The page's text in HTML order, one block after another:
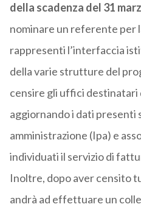
della scadenza del 31
nominare un referente per
rappresenti l’interfaccia
della varie strutture del
censire gli uffici
aggiornando i dati presenti
amministrazione (Ipa) e
individuati il servizio di
Inoltre, dopo aver censito
andrà ad effettuare un